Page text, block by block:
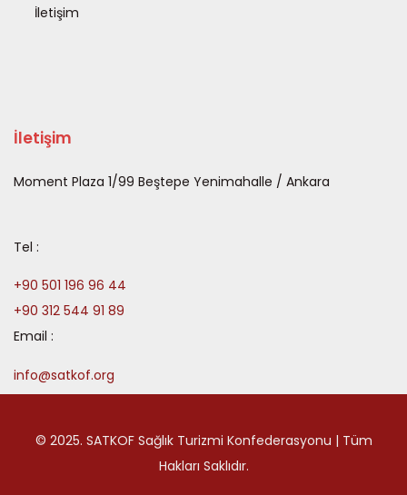
İletişim
İletişim
Moment Plaza 1/99 Beştepe Yenimahalle / Ankara
Tel :
+90 501 196 96 44
+90 312 544 91 89
Email :
info@satkof.org
© 2025. SATKOF Sağlık Turizmi Konfederasyonu | Tüm
Hakları Saklıdır.